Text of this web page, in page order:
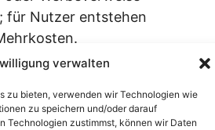
verwalten
zu bieten, verwenden wir Technologien wie
zu speichern und/oder darauf
Technologien zustimmst, können wir Daten
für Nutzer entstehen
YouTubeLinkedInX (Twitter)